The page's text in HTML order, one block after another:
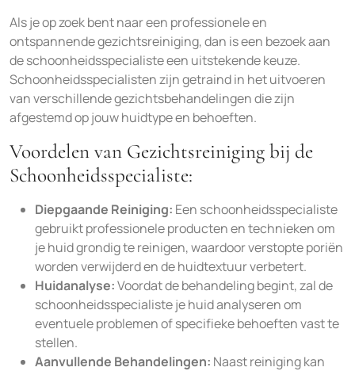
Als je op zoek bent naar een professionele en
ontspannende gezichtsreiniging, dan is een bezoek aan
de schoonheidsspecialiste een uitstekende keuze.
Schoonheidsspecialisten zijn getraind in het uitvoeren
van verschillende gezichtsbehandelingen die zijn
afgestemd op jouw huidtype en behoeften.
Voordelen van Gezichtsreiniging bij de
Schoonheidsspecialiste:
Diepgaande Reiniging: Een schoonheidsspecialiste
gebruikt professionele producten en technieken om
je huid grondig te reinigen, waardoor verstopte poriën
worden verwijderd en de huidtextuur verbetert.
Huidanalyse:Voordat de behandeling begint, zal de
schoonheidsspecialiste je huid analyseren om
eventuele problemen of specifieke behoeften vast te
stellen.
Aanvullende Behandelingen: Naast reiniging kan